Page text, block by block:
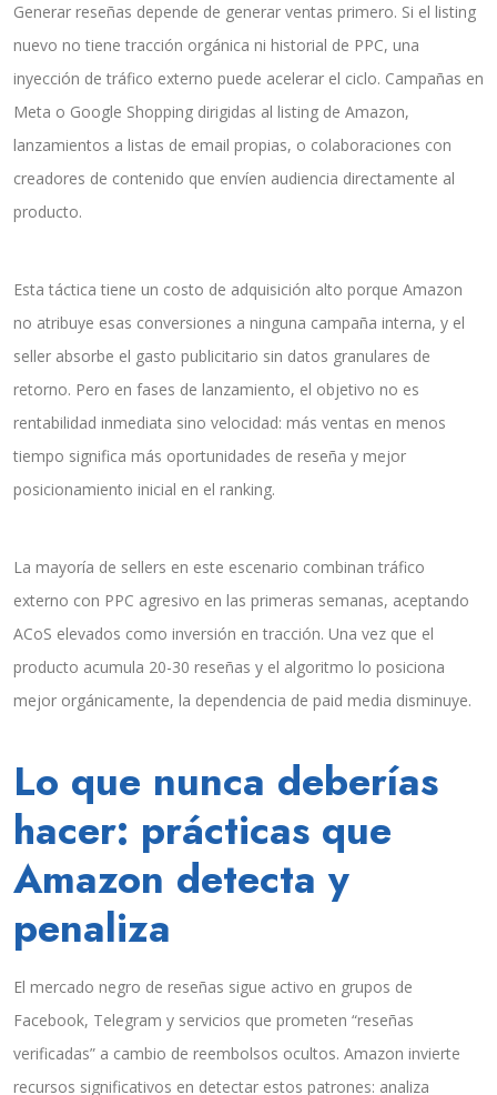
Generar reseñas depende de generar ventas primero. Si el listing
nuevo no tiene tracción orgánica ni historial de PPC, una
inyección de tráfico externo puede acelerar el ciclo. Campañas en
Meta o Google Shopping dirigidas al listing de Amazon,
lanzamientos a listas de email propias, o colaboraciones con
creadores de contenido que envíen audiencia directamente al
producto.
Esta táctica tiene un costo de adquisición alto porque Amazon
no atribuye esas conversiones a ninguna campaña interna, y el
seller absorbe el gasto publicitario sin datos granulares de
retorno. Pero en fases de lanzamiento, el objetivo no es
rentabilidad inmediata sino velocidad: más ventas en menos
tiempo significa más oportunidades de reseña y mejor
posicionamiento inicial en el ranking.
La mayoría de sellers en este escenario combinan tráfico
externo con PPC agresivo en las primeras semanas, aceptando
ACoS elevados como inversión en tracción. Una vez que el
producto acumula 20-30 reseñas y el algoritmo lo posiciona
mejor orgánicamente, la dependencia de paid media disminuye.
Lo que nunca deberías
hacer: prácticas que
Amazon detecta y
penaliza
El mercado negro de reseñas sigue activo en grupos de
Facebook, Telegram y servicios que prometen “reseñas
verificadas” a cambio de reembolsos ocultos. Amazon invierte
recursos significativos en detectar estos patrones: analiza